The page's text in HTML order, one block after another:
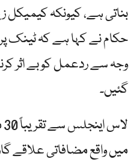
بناتی ہے، کیونکہ کیمیکل
حکام نے کہا ہے کہ ٹینک
وجہ سے ردعمل کو بے اثر
گئیں۔
میں واقع مضافاتی علاقے